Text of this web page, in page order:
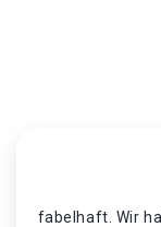
fabelhaft. Wir